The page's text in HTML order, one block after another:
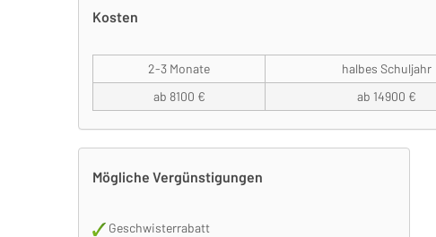
Kosten
2-3 Monate halbes Schuljahr
ab 8100 €
ab 14900 €
Mögliche Vergünstigungen
Geschwisterrabatt